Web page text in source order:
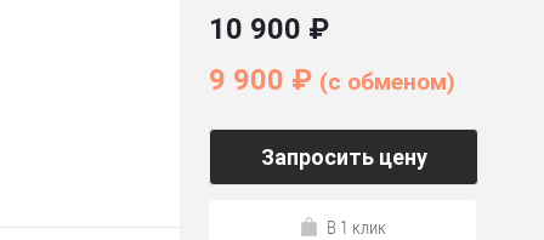
10 900 ₽
9 900 ₽ (c обменом)
Запросить цену
В 1 клик